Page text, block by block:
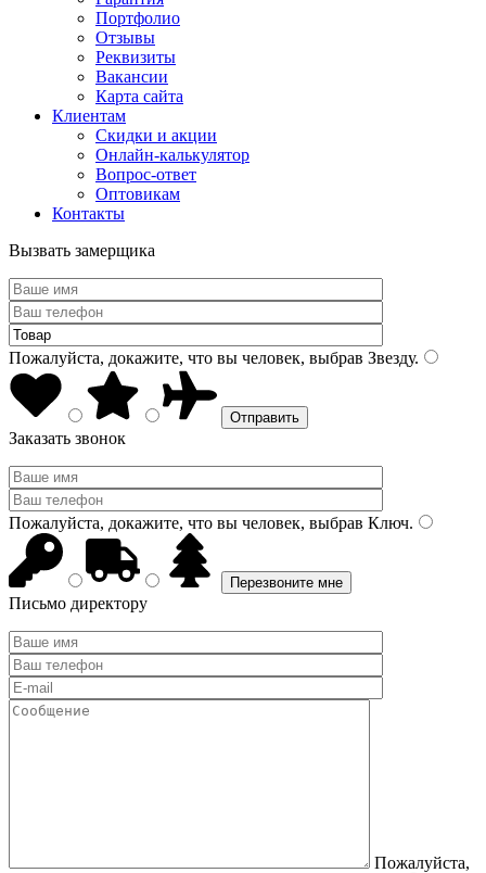
Портфолио
Отзывы
Реквизиты
Вакансии
Карта сайта
Клиентам
Скидки и акции
Онлайн-калькулятор
Вопрос-ответ
Оптовикам
Контакты
Вызвать замерщика
Пожалуйста, докажите, что вы человек, выбрав Звезду.
Заказать звонок
Пожалуйста, докажите, что вы человек, выбрав Ключ.
Письмо директору
Пожалуйста,